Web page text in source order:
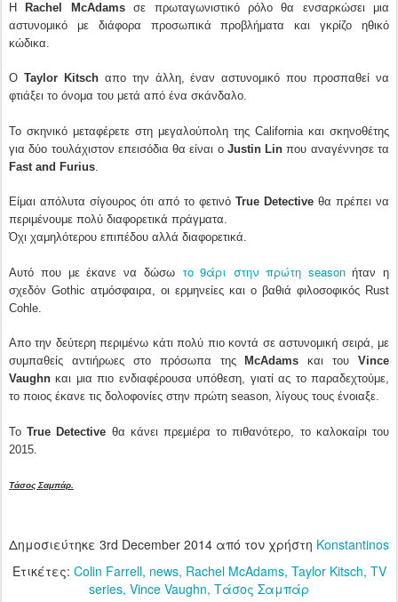
H
Rachel McAdamsσε πρωταγωνιστικό ρόλο θα ενσαρκώσει μια
αστυνομικό με διάφορα προσωπικά προβλήματα και γκρίζο ηθικό
κώδικα.
Ο Taylor Kitschαπο την άλλη, έναν αστυνομικό που προσπαθεί να
φτιάξει το όνομα του μετά από ένα σκάνδαλο.
Το σκηνικό μεταφέρετε στη μεγαλούπολη της California και σκηνοθέτης
για δύο τουλάχιστον επεισόδια θα είναι ο Justin Linπου αναγέννησε τα
Fast and Furius.
Είμαι απόλυτα σίγουρος ότι από το φετινό True Detective θα πρέπει να
περιμένουμε πολύ διαφορετικά πράγματα.
Όχι χαμηλότερου επιπέδου αλλά διαφορετικά.
Aυτό που με έκανε να δώσω το 9άρι στην πρώτη seasonήταν η
σχεδόν Gothic ατμόσφαιρα, οι ερμηνείες και ο βαθιά φιλοσοφικός Rust
Cohle.
Απο την δεύτερη περιμένω κάτι πολύ πιο κοντά σε αστυνομική σειρά, με
συμπαθείς αντιήρωες στο πρόσωπα της
McAdamsκαι του Vince
Vaughn και μια πιο ενδιαφέρουσα υπόθεση, γιατί ας το παραδεχτούμε,
το ποιος έκανε τις δολοφονίες στην πρώτη season, λίγους τους ένοιαξε.
ΤοTrue Detective θα κάνει πρεμιέρα το πιθανότερο, το καλοκαίρι του
2015.
Τάσος Σαμπάρ.
Δημοσιεύτηκε 3rd December 2014 από τον χρήστη Konstantinos
Ετικέτες: Colin Farrell news Rachel McAdams Taylor Kitsch TV
series Vince Vaughn Τάσος Σαμπάρ